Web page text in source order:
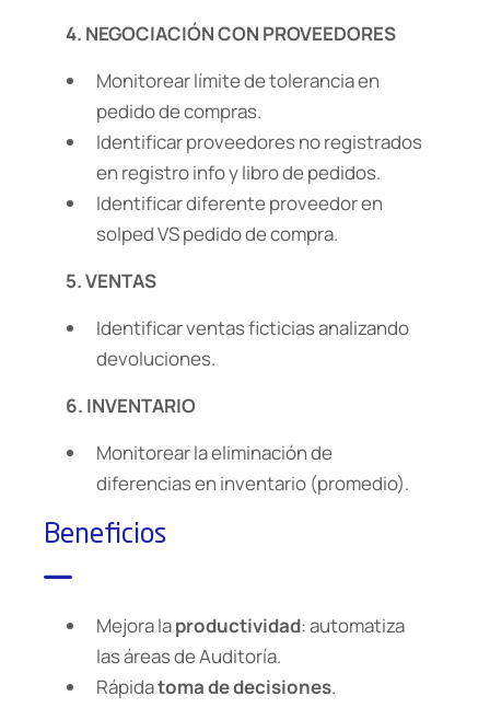
4. NEGOCIACIÓN CON PROVEEDORES
Monitorear límite de tolerancia en
pedido de compras.
Identificar proveedores no registrados
en registro info y libro de pedidos.
Identificar diferente proveedor en
solped VS pedido de compra.
5. VENTAS
Identificar ventas ficticias analizando
devoluciones.
6. INVENTARIO
Monitorear la eliminación de
diferencias en inventario (promedio).
Beneficios
Mejora laproductividad: automatiza
las áreas de Auditoría.
Rápidatoma de decisiones.